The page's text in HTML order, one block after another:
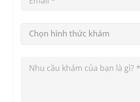
Chọn hình thức khám